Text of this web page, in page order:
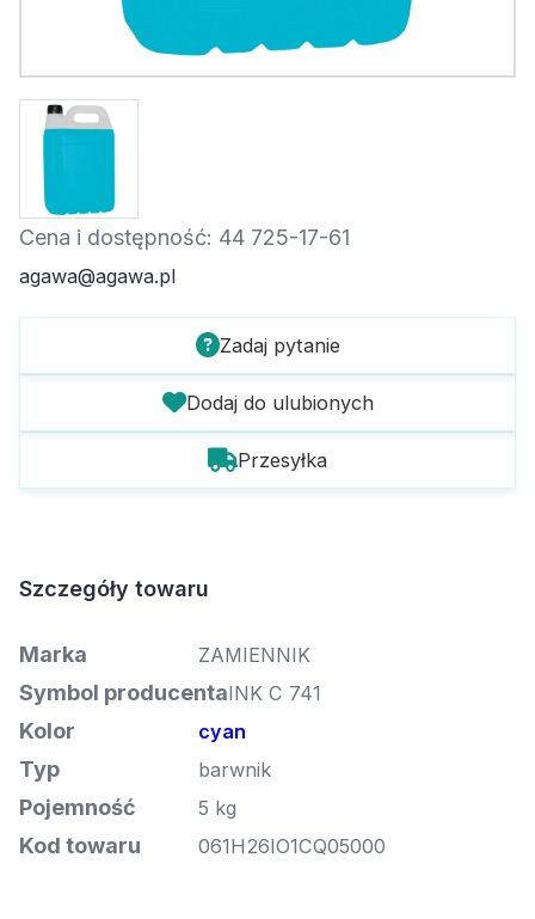
Cena i dostępność: 44 725-17-61
agawa@agawa.pl
Zadaj pytanie
Dodaj do ulubionych
Przesyłka
Szczegóły towaru
Marka ZAMIENNIK
Symbol producentaINK C 741
Kolor cyan
Typ barwnik
Pojemność 5 kg
Kod towaru 061H26IO1CQ05000